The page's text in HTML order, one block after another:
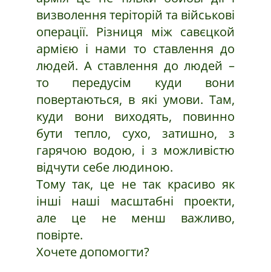
визволення теріторій та військові
операції. Різниця між савєцкой
армією і нами то ставлення до
людей. А ставлення до людей –
то передусім куди вони
повертаються, в які умови. Там,
куди вони виходять, повинно
бути тепло, сухо, затишно, з
гарячою водою, і з можливістю
відчути себе людиною.
Тому так, це не так красиво як
інші наші масштабні проекти,
але це не менш важливо,
повірте.
Хочете допомогти?